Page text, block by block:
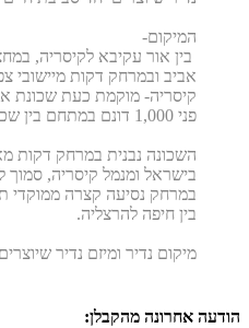
המיקום-
בין אור עקיבא לקיסריה,
אביב ובמרחק דקות מיישובי
קיסריה- מוקמת כעת שכונת
פני 1,000 דונם במתחם בין שכונת אורות רבין וכביש החוף.
השכונה נבנית במרחק דקות
בישראל ומנמל קיסריה, סמוך
במרחק נסיעה קצרה ממוקדי
בין חיפה להרצליה.
מיקום נדיר ומיזם נדיר
הודעה אחרונה מהקבלן: